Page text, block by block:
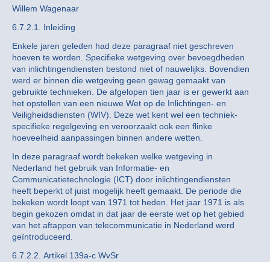
Willem Wagenaar
6.7.2.1. Inleiding
Enkele jaren geleden had deze paragraaf niet geschreven
hoeven te worden. Specifieke wetgeving over bevoegdheden
van inlichtingendiensten bestond niet of nauwelijks. Bovendien
werd er binnen die wetgeving geen gewag gemaakt van
gebruikte technieken. De afgelopen tien jaar is er gewerkt aan
het opstellen van een nieuwe Wet op de Inlichtingen- en
Veiligheidsdiensten (WIV). Deze wet kent wel een techniek-
specifieke regelgeving en veroorzaakt ook een flinke
hoeveelheid aanpassingen binnen andere wetten.
In deze paragraaf wordt bekeken welke wetgeving in
Nederland het gebruik van Informatie- en
Communicatietechnologie (ICT) door inlichtingendiensten
heeft beperkt of juist mogelijk heeft gemaakt. De periode die
bekeken wordt loopt van 1971 tot heden. Het jaar 1971 is als
begin gekozen omdat in dat jaar de eerste wet op het gebied
van het aftappen van telecommunicatie in Nederland werd
geïntroduceerd.
6.7.2.2. Artikel 139a-c WvSr